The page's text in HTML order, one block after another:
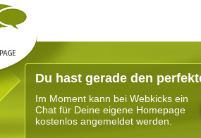
Du hast gerade den
Im Moment kann bei Webkicks ein
Chat für Deine eigene Homepage
kostenlos angemeldet werden.